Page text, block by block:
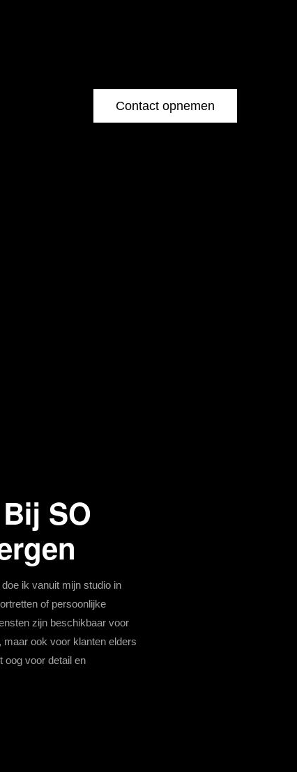
Contact opnemen
SO
ik vanuit mijn studio in
of persoonlijke
zijn beschikbaar voor
maar ook voor klanten elders
oog voor detail en